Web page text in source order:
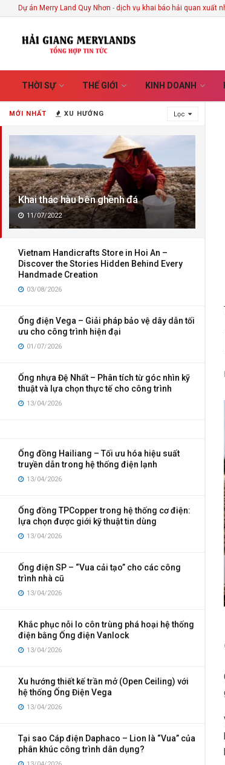
MỚI NHẤT XU HƯỚNG Lọc
Khai thác hàu bên ghềnh đá
11/07/2022
Vietnam Handicrafts Store in Hoi An –
Discover the Stories Hidden Behind Every
Handmade Creation
03/08/2026
Ống điện Vega – Giải pháp bảo vệ dây dẫn tối
ưu cho công trình hiện đại
01/07/2026
Ống nhựa Đệ Nhất – Phân tích từ góc nhìn kỹ
thuật và lựa chọn thực tế cho công trình
13/04/2026
Ống đồng Hailiang – Tối ưu hóa hiệu suất
truyền dẫn trong hệ thống điện lạnh
13/04/2026
Ống đồng TPCopper trong hệ thống cơ điện:
lựa chọn được giới kỹ thuật tin dùng
13/04/2026
Ống điện SP – “Vua cải tạo” cho các công
trình nhà cũ
13/04/2026
Khắc phục nỗi lo côn trùng phá hoại hệ thống
điện bằng Ống điện Vanlock
13/04/2026
Xu hướng thiết kế trần mở (Open Ceiling) với
hệ thống Ống Điện Vega
13/04/2026
Tại sao Cáp điện Daphaco – Lion là “Vua” của
phân khúc công trình dân dụng?
Dự án Merry Land Quy Nhơn - dịch vụ khai báo hải quan xuất
THỜI SỰ THẾ GIỚI KINH DOANH